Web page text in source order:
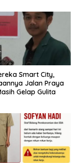
Smart City,
Jalan Praya
Gelap Gulita